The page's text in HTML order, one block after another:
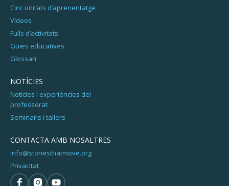
Cinc unitats d’aprenentatge
Vídeos
Fulls d’activitats
Guies educatives
Glossari
NOTÍCIES
Notícies i experiències del
professorat
Seminaris i tallers
CONTACTA AMB NOSALTRES
info@storiesthatmove.org
Privacitat